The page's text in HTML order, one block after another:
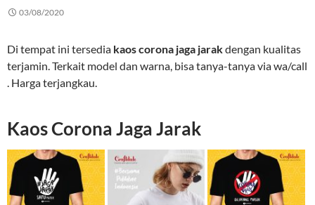
03/08/2020
Di tempat ini tersedia kaos corona jaga jarakdengan kualitas
terjamin. Terkait model dan warna, bisa tanya-tanya via wa/call
. Harga terjangkau.
Kaos Corona Jaga Jarak